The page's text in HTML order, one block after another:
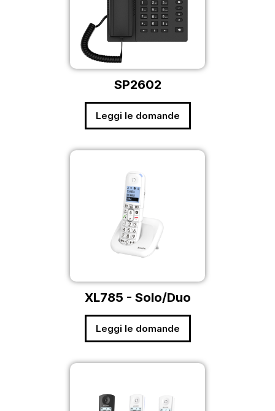
SP2602
Leggi le domande
XL785 - Solo/Duo
Leggi le domande